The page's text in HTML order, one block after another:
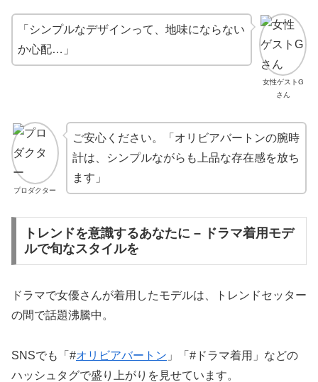
女性ゲストG
さん
「シンプルなデザインって、地味にならない
か心配…」
プロダクター
ご安心ください。「オリビアバートンの腕時
計は、シンプルながらも上品な存在感を放ち
ます」
トレンドを意識するあなたに – ドラマ着用モデ
ルで旬なスタイルを
ドラマで女優さんが着用したモデルは、トレンドセッター
の間で話題沸騰中。
SNSでも「#オリビアバートン 」「#ドラマ着用」などの
ハッシュタグで盛り上がりを見せています。